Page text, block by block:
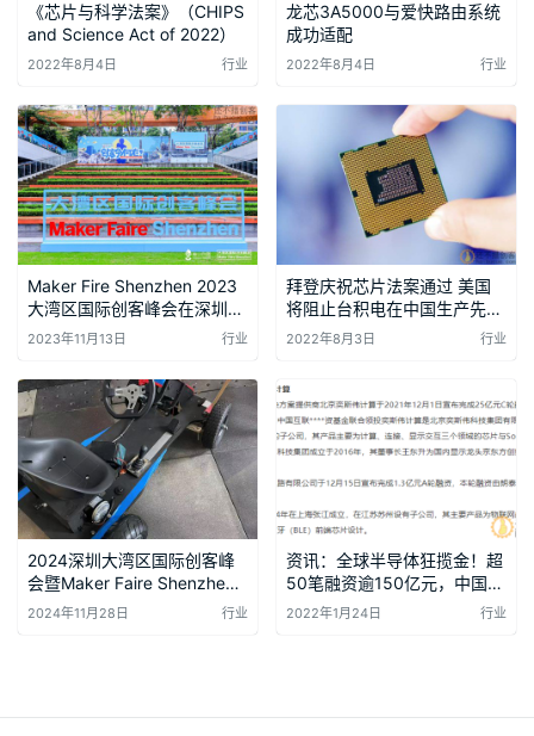
《芯片与科学法案》（CHIPS
and Science Act of 2022）
2022年8月4日 行业
龙芯3A5000与爱快路由系统
成功适配
2022年8月4日 行业
Maker Fire Shenzhen 2023
大湾区国际创客峰会在深圳
即 制汇节
2023年11月13日 行业
拜登庆祝芯片法案通过 美国
将阻止台积电在中国生产先进
芯片
2022年8月3日 行业
2024深圳大湾区国际创客峰
会暨Maker Faire Shenzhen
2024 25张高清图片小钉锤创
2024年11月28日 行业
资讯：全球半导体狂揽金！超
50笔融资逾150亿元，中国公
司占比近3/4
2022年1月24日 行业